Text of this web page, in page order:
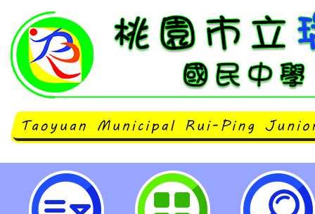
轉知衛生福利部社會及家庭署有關
權利公約實務案例」一案，請查照